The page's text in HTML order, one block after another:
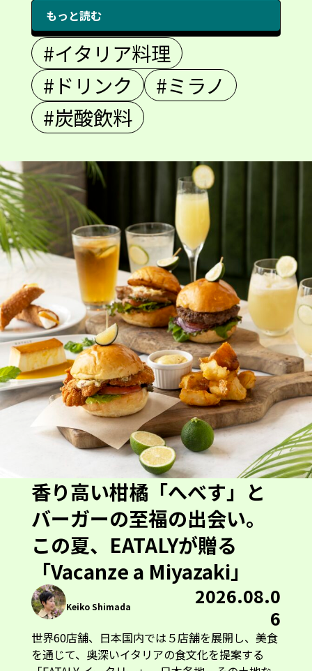
もっと読む
#イタリア料理
#ドリンク
#ミラノ
#炭酸飲料
香り高い柑橘「へべす」と
バーガーの至福の出会い。
この夏、EATALYが贈る
「Vacanze a Miyazaki」
Keiko Shimada
2026.08.0
6
世界60店舗、日本国内では５店舗を展開し、美食
を通じて、奥深いイタリアの食文化を提案する